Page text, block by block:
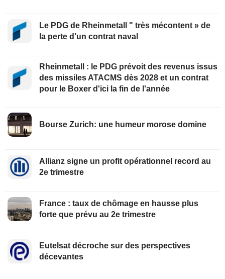
Le PDG de Rheinmetall " très mécontent » de
la perte d'un contrat naval
Rheinmetall : le PDG prévoit des revenus issus
des missiles ATACMS dès 2028 et un contrat
pour le Boxer d'ici la fin de l'année
Bourse Zurich: une humeur morose domine
Allianz signe un profit opérationnel record au
2e trimestre
France : taux de chômage en hausse plus
forte que prévu au 2e trimestre
Eutelsat décroche sur des perspectives
décevantes